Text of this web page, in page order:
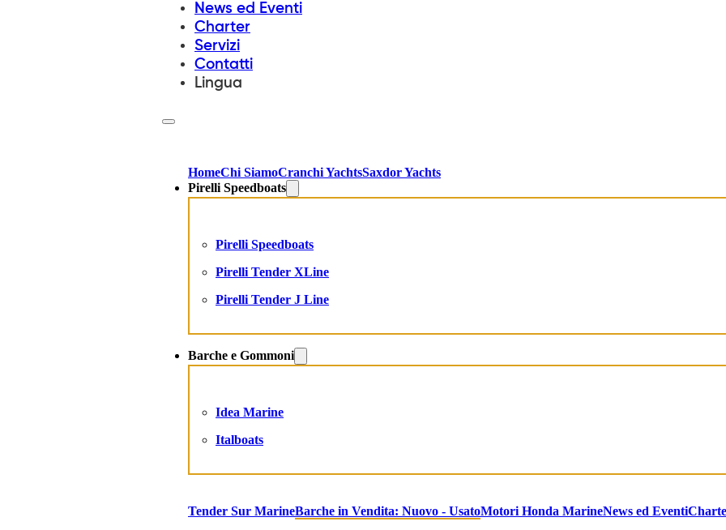
News ed Eventi
Charter
Servizi
Contatti
Lingua
HomeChi SiamoCranchi YachtsSaxdor Yachts
Pirelli Speedboats
Pirelli Speedboats
Pirelli Tender XLine
Pirelli Tender J Line
Barche e Gommoni
Idea Marine
Italboats
Tender Sur MarineBarche in Vendita: Nuovo - UsatoMotori Honda MarineNews ed Eventi